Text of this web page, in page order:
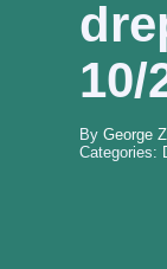
10/
ByGeorge
Categories: